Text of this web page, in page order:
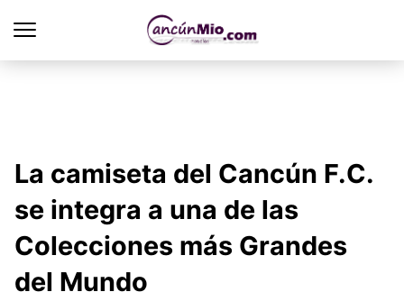
La camiseta del Cancún F.C.
se integra a una de las
Colecciones más Grandes
del Mundo